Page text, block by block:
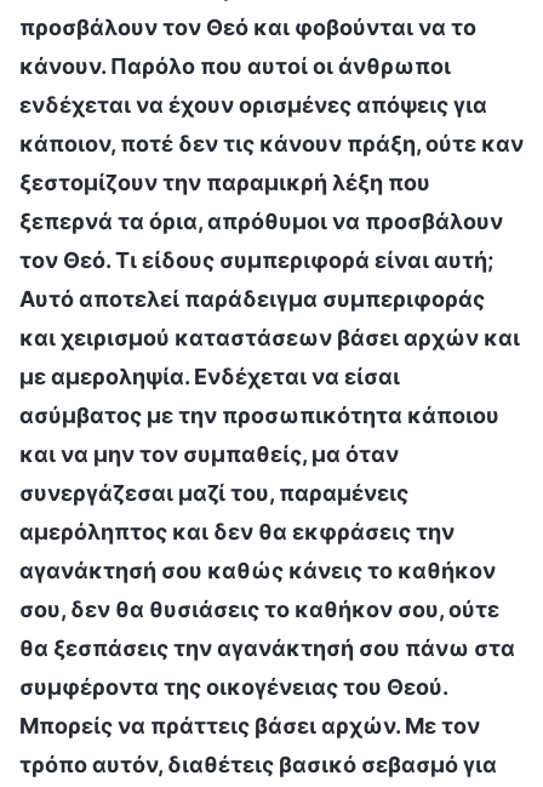
προσβάλουν τον Θεό και φοβούνται να το
κάνουν. Παρόλο που αυτοί οι άνθρωποι
ενδέχεται να έχουν ορισμένες απόψεις για
κάποιον, ποτέ δεν τις κάνουν πράξη, ούτε καν
ξεστομίζουν την παραμικρή λέξη που
ξεπερνά τα όρια, απρόθυμοι να προσβάλουν
τον Θεό. Τι είδους συμπεριφορά είναι αυτή;
Αυτό αποτελεί παράδειγμα συμπεριφοράς
και χειρισμού καταστάσεων βάσει αρχών και
με αμεροληψία. Ενδέχεται να είσαι
ασύμβατος με την προσωπικότητα κάποιου
και να μην τον συμπαθείς, μα όταν
συνεργάζεσαι μαζί του, παραμένεις
αμερόληπτος και δεν θα εκφράσεις την
αγανάκτησή σου καθώς κάνεις το καθήκον
σου, δεν θα θυσιάσεις το καθήκον σου, ούτε
θα ξεσπάσεις την αγανάκτησή σου πάνω στα
συμφέροντα της οικογένειας του Θεού.
Μπορείς να πράττεις βάσει αρχών. Με τον
τρόπο αυτόν, διαθέτεις βασικό σεβασμό για